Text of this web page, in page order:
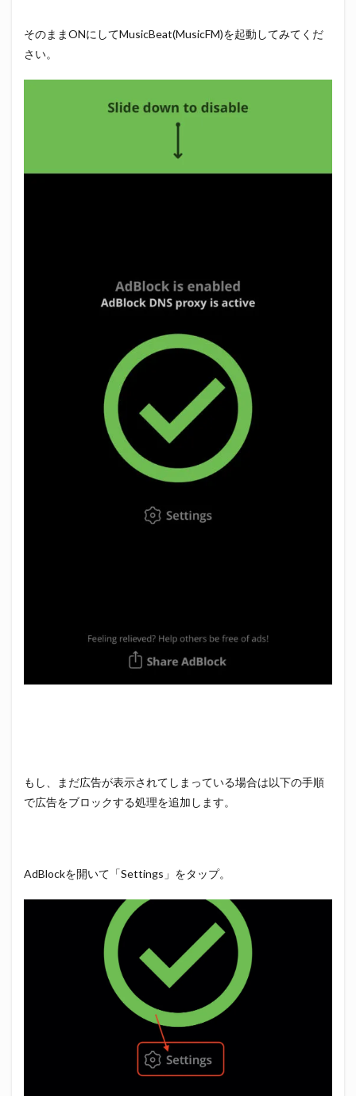
そのままONにしてMusicBeat(MusicFM)を起動してみてくだ
さい。
もし、まだ広告が表示されてしまっている場合は以下の手順
で広告をブロックする処理を追加します。
AdBlockを開いて「Settings」をタップ。